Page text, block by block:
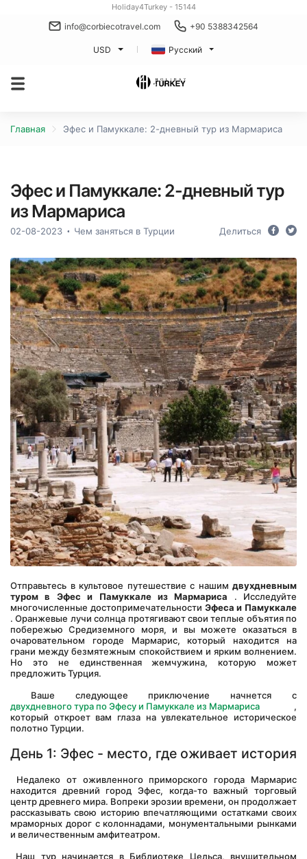
Holiday4Turkey - 15144
info@corbiecotravel.com +90 5388342564
USD Русский
Главная Эфес и Памуккале: 2-дневный тур из Мармариса
Эфес и Памуккале: 2-дневный тур
из Мармариса
02-08-2023 Чем заняться в Турции Делиться
Отправьтесь в культовое путешествие с нашим двухдневным
туром в Эфес и Памуккале из Мармариса . Исследуйте
многочисленные достопримечательности Эфеса и Памуккале
. Оранжевые лучи солнца протягивают свои теплые объятия по
побережью Средиземного моря, и вы можете оказаться в
очаровательном городе Мармарис, который находится на
грани между безмятежным спокойствием и ярким волнением.
Но это не единственная жемчужина, которую может
предложить Турция.
Ваше следующее приключение начнется с
двухдневного тура по Эфесу и Памуккале из Мармариса ,
который откроет вам глаза на увлекательное историческое
полотно Турции.
День 1: Эфес - место, где оживает история
находится древний город Эфес, когда-то важный торговый
центр древнего мира. Вопреки эрозии времени, он продолжает
рассказывать свою историю впечатляющими остатками своих
мраморных дорог с колоннадами, монументальными рынками
и величественным амфитеатром.